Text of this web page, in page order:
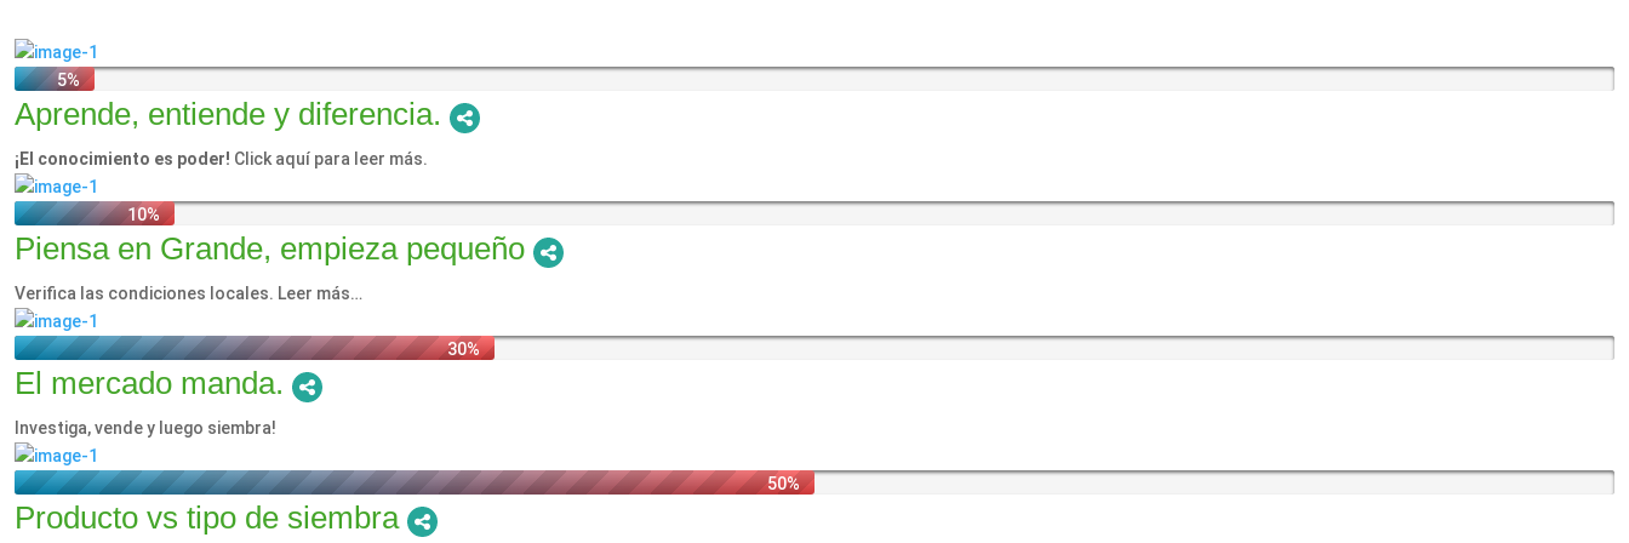
Aprende, entiende y diferencia.
¡El conocimiento es poder! Click aquí para leer más.
Piensa en Grande, empieza pequeño
Verifica las condiciones locales. Leer más…
El mercado manda.
Investiga, vende y luego siembra!
Producto vs tipo de siembra